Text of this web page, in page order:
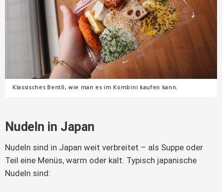
Klassisches Bentō, wie man es im Kombini kaufen kann.
Nudeln in Japan
Nudeln sind in Japan weit verbreitet – als Suppe oder
Teil eine Menüs, warm oder kalt. Typisch japanische
Nudeln sind: